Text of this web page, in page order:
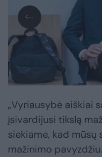
„Vyriausybė aiškiai
įsivardijusi tikslą
siekiame, kad
mažinimo